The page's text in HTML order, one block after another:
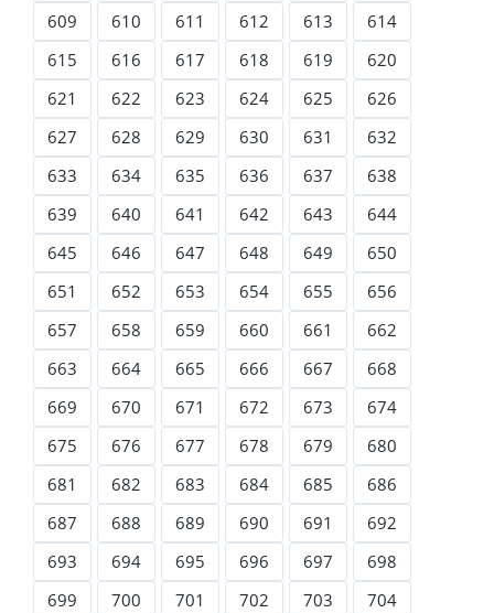
609
610 611 612 613
614
615
616 617 618 619
620
621
622 623 624 625
626
627
628 629 630 631
632
633
634 635 636 637
638
639
640 641 642 643
644
645
646 647 648 649
650
651
652 653 654 655
656
657
658 659 660 661
662
663
664 665 666 667
668
669
670 671 672 673
674
675
676 677 678 679
680
681
682 683 684 685
686
687
688 689 690 691
692
693
694 695 696 697
698
699
700 701 702 703
704